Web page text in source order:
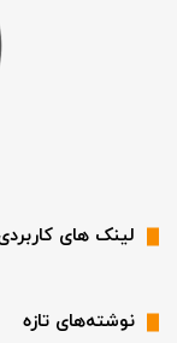
لینک های
نوشته‌های تازه